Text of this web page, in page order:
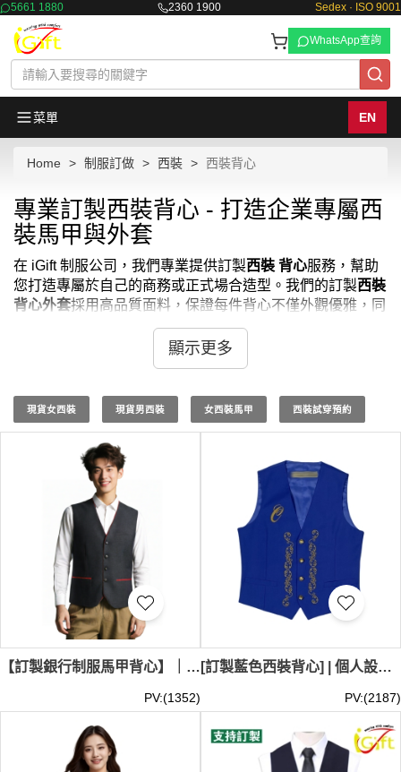
5661 1880 2360 1900 Sedex · ISO 9001
WhatsApp查詢
菜單 EN
Home 制服訂做 西裝 西裝背心
專業訂製西裝背心 - 打造企業專屬西
裝馬甲與外套
在 iGift 制服公司，我們專業提供訂製西裝 背心服務，幫助
您打造專屬於自己的商務或正式場合造型。我們的訂製西裝
背心外套採用高品質面料，保證每件背心不僅外觀優雅，同
時穿著舒適。無論您需要的是男西裝背心
西裝馬甲香港款式，我們都能滿足您的需求。
西裝背心，您可以自由選擇面料、顏色及款
式細節，例如按鈕和口袋設計，完全根據您的個人喜好和需
求來定制。這樣一來，每件訂製西装马甲
都將是您獨特風格
的體現。我們也提供多樣化的選擇，例如馬甲 (西式外套)、
，以及馬甲背心男
無論是參加商務會議還是正式活動，iGift 的訂製馬甲 西裝
都能讓您在眾人中脫穎而出。立即聯繫我們，開始您的
訂製西裝背心之旅，讓我們幫助您展現專業與品味的完美結
合。西裝背心最少訂購量 -MOQ: 10件起 ； 價格：HKD100
/ 起, 視乎數量而定。貨期約需14-28天。
顯示更多
現貨女西裝 現貨男西裝 女西裝馬甲 西裝試穿預約
【訂製銀行制服馬甲背心】｜大眾銀行｜金融服務業｜TR西裝布｜銀行櫃員｜客戶服務專員｜西裝馬甲專門店 WC032
PV:(1352)
[訂製藍色西裝背心] | 個人設計接待侍應制服 | 酒店門童西裝背心 | 金屬鈕扣西裝背心 WC031
PV:(2187)